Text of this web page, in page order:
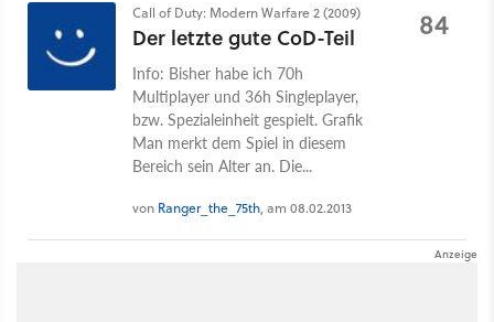
Call of Duty: Modern Warfare 2 (2009)
Der letzte gute CoD-Teil
Info: Bisher habe ich 70h
Multiplayer und 36h Singleplayer,
bzw. Spezialeinheit gespielt. Grafik
Man merkt dem Spiel in diesem
Bereich sein Alter an. Die...
von Ranger_the_75th, am 08.02.2013
84